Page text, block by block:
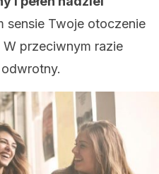
sensie Twoje otoczenie
W przeciwnym razie